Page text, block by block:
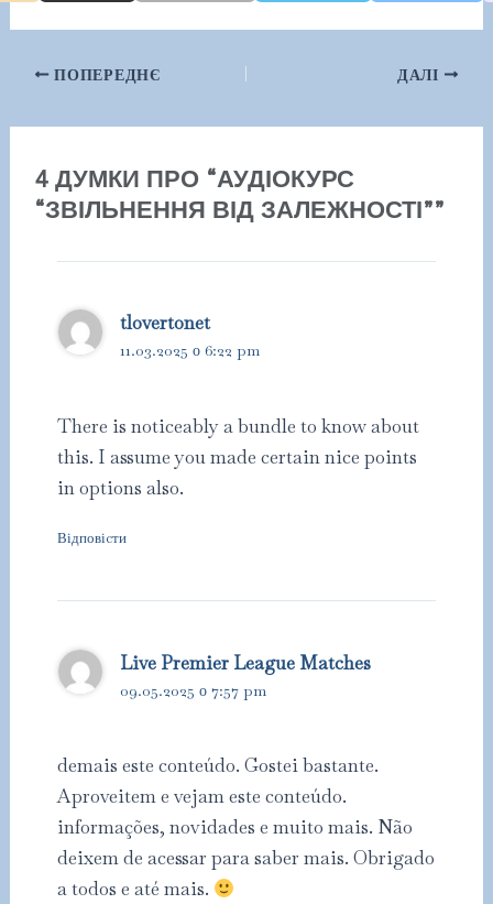
Навігація
запису
ПОПЕРЕДНЄ ДАЛІ
4 ДУМКИ ПРО “АУДІОКУРС
“ЗВІЛЬНЕННЯ ВІД ЗАЛЕЖНОСТІ””
tlovertonet
11.03.2025 о 6:22 pm
There is noticeably a bundle to know about
this. I assume you made certain nice points
in options also.
Відповіcти
Live Premier League Matches
09.05.2025 о 7:57 pm
demais este conteúdo. Gostei bastante.
Aproveitem e vejam este conteúdo.
informações, novidades e muito mais. Não
deixem de acessar para saber mais. Obrigado
a todos e até mais.